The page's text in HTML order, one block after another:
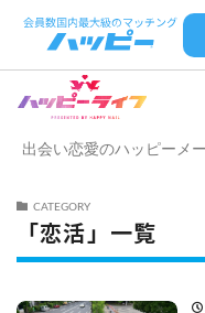
出会い恋愛のハッピーメ
CATEGORY
「恋活」一覧